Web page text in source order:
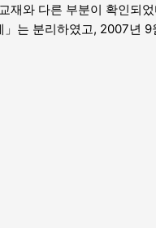
재와 다른 부분이 확인되
는 분리하였고, 2007년